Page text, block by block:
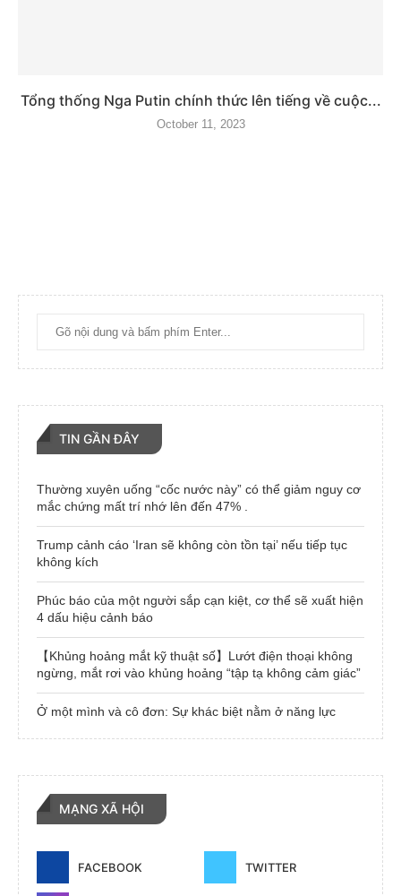
Tổng thống Nga Putin chính thức lên tiếng về cuộc...
October 11, 2023
TIN GẦN ĐÂY
Thường xuyên uống “cốc nước này” có thể giảm nguy cơ
mắc chứng mất trí nhớ lên đến 47% .
Trump cảnh cáo ‘Iran sẽ không còn tồn tại’ nếu tiếp tục
không kích
Phúc báo của một người sắp cạn kiệt, cơ thể sẽ xuất hiện
4 dấu hiệu cảnh báo
【Khủng hoảng mắt kỹ thuật số】Lướt điện thoại không
ngừng, mắt rơi vào khủng hoảng “tập tạ không cảm giác”
Ở một mình và cô đơn: Sự khác biệt nằm ở năng lực
MẠNG XÃ HỘI
FACEBOOK TWITTER